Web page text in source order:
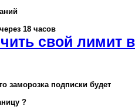
18 часов
свой лимит в
заморозка подписки будет
?